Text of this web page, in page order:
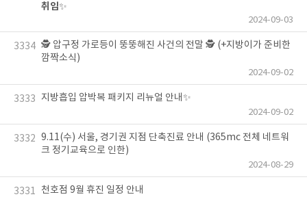
취임✨
2024-09-03
3334 🕵️ 압구정 가로등이 뚱뚱해진 사건의 전말 🕵️ (+지방이가 준비한
깜짝소식)
2024-09-02
3333 지방흡입 압박복 패키지 리뉴얼 안내✨
2024-09-02
3332 9.11(수) 서울, 경기권 지점 단축진료 안내 (365mc 전체 네트워
크 정기교육으로 인한)
2024-08-29
3331 천호점 9월 휴진 일정 안내